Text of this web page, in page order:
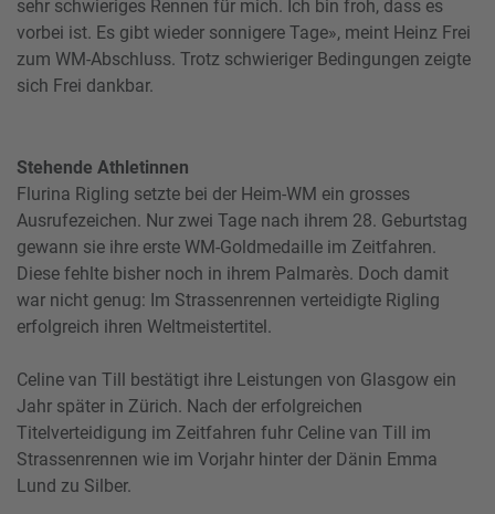
sehr schwieriges Rennen für mich. Ich bin froh, dass es
vorbei ist. Es gibt wieder sonnigere Tage», meint Heinz Frei
zum WM-Abschluss. Trotz schwieriger Bedingungen zeigte
sich Frei dankbar.
Stehende Athletinnen
Flurina Rigling setzte bei der Heim-WM ein grosses
Ausrufezeichen. Nur zwei Tage nach ihrem 28. Geburtstag
gewann sie ihre erste WM-Goldmedaille im Zeitfahren.
Diese fehlte bisher noch in ihrem Palmarès. Doch damit
war nicht genug: Im Strassenrennen verteidigte Rigling
erfolgreich ihren Weltmeistertitel.
Celine van Till bestätigt ihre Leistungen von Glasgow ein
Jahr später in Zürich. Nach der erfolgreichen
Titelverteidigung im Zeitfahren fuhr Celine van Till im
Strassenrennen wie im Vorjahr hinter der Dänin Emma
Lund zu Silber.